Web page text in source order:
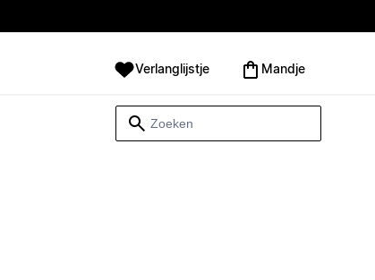
Verlanglijstje Mandje